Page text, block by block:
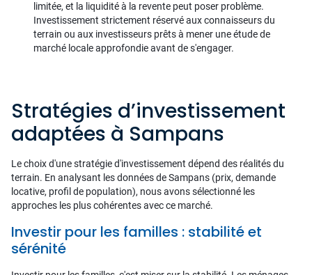
limitée, et la liquidité à la revente peut poser problème.
Investissement strictement réservé aux connaisseurs du
terrain ou aux investisseurs prêts à mener une étude de
marché locale approfondie avant de s'engager.
Stratégies d’investissement
adaptées à Sampans
Le choix d'une stratégie d'investissement dépend des réalités du
terrain. En analysant les données de Sampans (prix, demande
locative, profil de population), nous avons sélectionné les
approches les plus cohérentes avec ce marché.
Investir pour les familles : stabilité et
sérénité